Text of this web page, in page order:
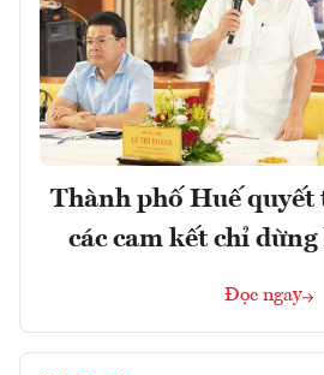
Thành phố Huế quyết
các cam kết chỉ
Đọc ngay